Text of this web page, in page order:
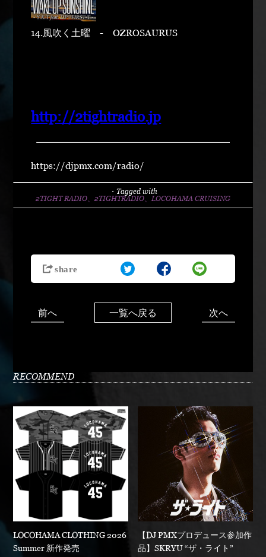
14.風吹く土曜 - OZROSAURUS
http://2tightradio.jp
https://djpmx.com/radio/
・Tagged with
2TIGHT RADIO、2TIGHTRADIO、LOCOHAMA CRUISING
前へ 一覧へ戻る 次へ
RECOMMEND
LOCOHAMA CLOTHING 2026
Summer 新作発売
【DJ PMXプロデュース参加作
品】SKRYU “ザ・ライト”